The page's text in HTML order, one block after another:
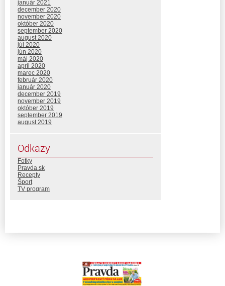
január 2021
december 2020
november 2020
október 2020
september 2020
august 2020
júl 2020
jún 2020
máj 2020
apríl 2020
marec 2020
február 2020
január 2020
december 2019
november 2019
október 2019
september 2019
august 2019
Odkazy
Fotky
Pravda.sk
Recepty
Šport
TV program